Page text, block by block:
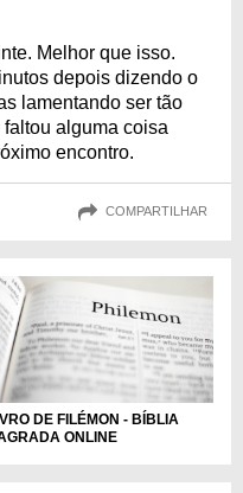
Melhor que isso.
depois dizendo o
lamentando ser tão
alguma coisa
encontro.
COMPARTILHAR
DE FILÉMON - BÍBLIA
ONLINE